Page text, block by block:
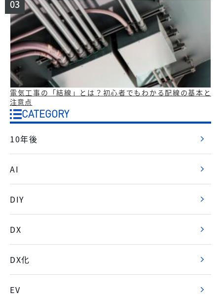
電気工事の「結線」とは？初心者でもわかる配線の基本と
注意点
CATEGORY
10年後
AI
DIY
DX
DX化
EV